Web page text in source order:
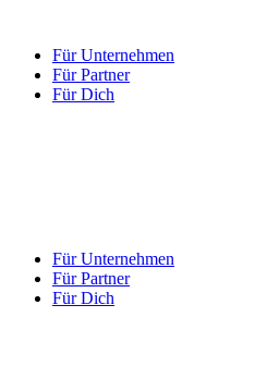
Für Unternehmen
Für Partner
Für Dich
Für Unternehmen
Für Partner
Für Dich